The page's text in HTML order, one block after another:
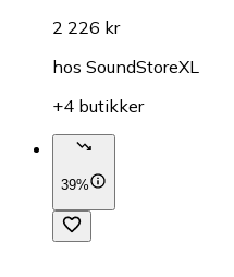
2 226 kr
hos SoundStoreXL
+4 butikker
39%